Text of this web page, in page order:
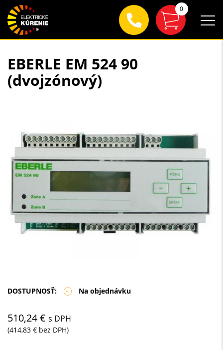
EBERLE EM 524 90
(dvojzónový)
DOSTUPNOSŤ: Na objednávku
510,24 € s DPH
(414,83 € bez DPH)
0